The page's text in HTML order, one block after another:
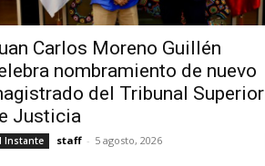
Carlos Moreno Guillén
nombramiento de nuevo
del Tribunal Superior
Justicia
Instante staff - 5 agosto, 2026